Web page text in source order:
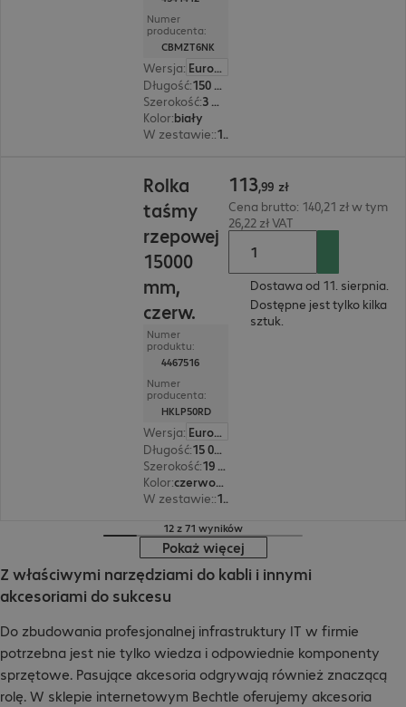
Numer
producenta:
CBMZT6NK
Wersja:
Europa
Długość:
150 mm
Szerokość:
3 mm
Kolor:biały
W zestawie:: 1000 sztuk
Rolka
taśmy
rzepowej
15000
mm,
czerw.
Numer
produktu:
4467516
Numer
producenta:
HKLP50RD
Wersja:
Europa
Długość:
15 000 mm
Szerokość:
19 mm
Kolor:
czerwony
W zestawie:: 1 szt.
113,99 zł
Cena brutto: 140,21 zł w tym
26,22 zł VAT
Dostawa od 11. sierpnia.
Dostępne jest tylko kilka
sztuk.
12 z 71 wyników
Pokaż więcej
Z właściwymi narzędziami do kabli i innymi
akcesoriami do sukcesu
Do zbudowania profesjonalnej infrastruktury IT w firmie
potrzebna jest nie tylko wiedza i odpowiednie komponenty
sprzętowe. Pasujące akcesoria odgrywają również znaczącą
rolę. W sklepie internetowym Bechtle oferujemy akcesoria